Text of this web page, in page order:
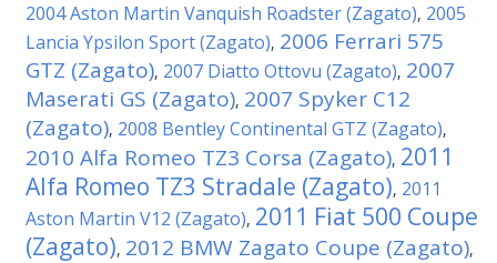
2004 Aston Martin Vanquish Roadster (Zagato), 2005
Lancia Ypsilon Sport (Zagato), 2006 Ferrari 575
GTZ (Zagato), 2007 Diatto Ottovu (Zagato), 2007
Maserati GS (Zagato), 2007 Spyker C12
(Zagato), 2008 Bentley Continental GTZ (Zagato),
2010 Alfa Romeo TZ3 Corsa (Zagato), 2011
Alfa Romeo TZ3 Stradale (Zagato), 2011
Aston Martin V12 (Zagato), 2011 Fiat 500 Coupe
(Zagato), 2012 BMW Zagato Coupe (Zagato),